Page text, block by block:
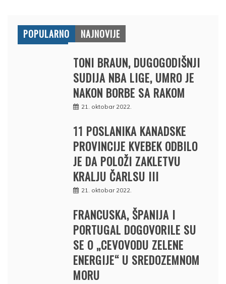
POPULARNO NAJNOVIJE
TONI BRAUN, DUGOGODIŠNJI
SUDIJA NBA LIGE, UMRO JE
NAKON BORBE SA RAKOM
21. oktobar 2022.
11 POSLANIKA KANADSKE
PROVINCIJE KVEBEK ODBILO
JE DA POLOŽI ZAKLETVU
KRALJU ČARLSU III
21. oktobar 2022.
FRANCUSKA, ŠPANIJA I
PORTUGAL DOGOVORILE SU
SE O „CEVOVODU ZELENE
ENERGIJE“ U SREDOZEMNOM
MORU